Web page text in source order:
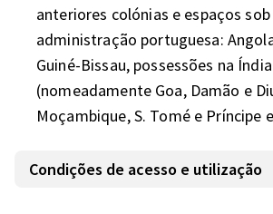
anteriores colónias e espaços sob
administração portuguesa:
Guiné-Bissau, possessões na Índia
(nomeadamente Goa, Damão e
Condições de acesso e utilização